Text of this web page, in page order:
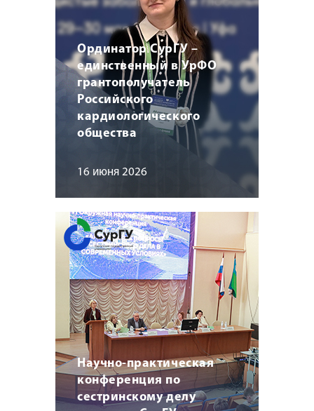
Ординатор СурГУ –
единственный в УрФО
грантополучатель
Российского
кардиологического
общества
16 июня 2026
Научно-практическая
конференция по
сестринскому делу